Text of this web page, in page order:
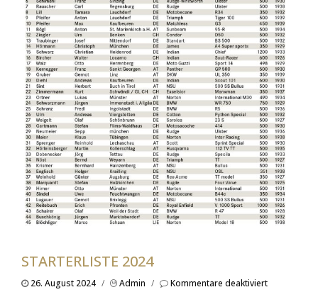
STARTERLISTE 2024
26. August 2024 / Admin / Kommentare deaktiviertfür